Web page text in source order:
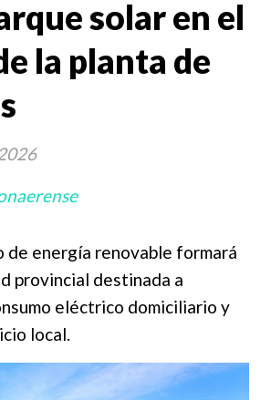
solar en el
la planta de
de energía renovable formará
provincial destinada a
eléctrico domiciliario y
local.